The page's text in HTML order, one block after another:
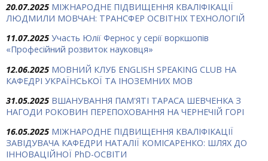
20.07.2025 МІЖНАРОДНЕ ПІДВИЩЕННЯ КВАЛІФІКАЦІЇ
ЛЮДМИЛИ МОВЧАН: ТРАНСФЕР ОСВІТНІХ ТЕХНОЛОГІЙ
11.07.2025 Участь Юлії Фернос у серії воркшопів
«Професійний розвиток науковця»
12.06.2025 МОВНИЙ КЛУБ ENGLISH SPEAKING CLUB НА
КАФЕДРІ УКРАЇНСЬКОЇ ТА ІНОЗЕМНИХ МОВ
31.05.2025 ВШАНУВАННЯ ПАМ'ЯТІ ТАРАСА ШЕВЧЕНКА З
НАГОДИ РОКОВИН ПЕРЕПОХОВАННЯ НА ЧЕРНЕЧІЙ ГОРІ
16.05.2025 МІЖНАРОДНЕ ПІДВИЩЕННЯ КВАЛІФІКАЦІЇ
ЗАВІДУВАЧА КАФЕДРИ НАТАЛІЇ КОМІСАРЕНКО: ШЛЯХ ДО
ІННОВАЦІЙНОЇ PhD-ОСВІТИ